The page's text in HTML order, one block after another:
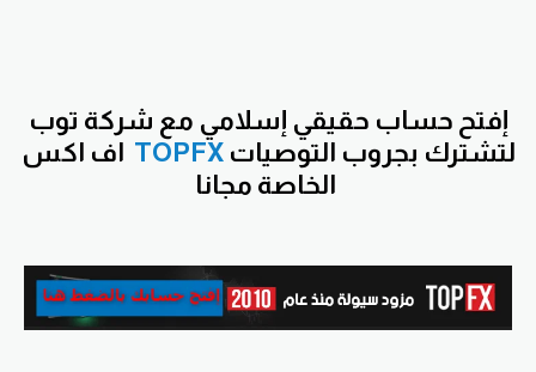
إفتح حساب حقيقي إسلامي مع شركة توب
TOPFXلتشترك بجروب التوصيات